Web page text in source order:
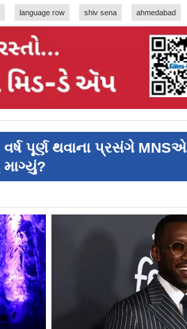
language row shiv sena ahmedabad
પૂર્ણ થવાના પ્રસંગે MNSએ
માગ્યું?